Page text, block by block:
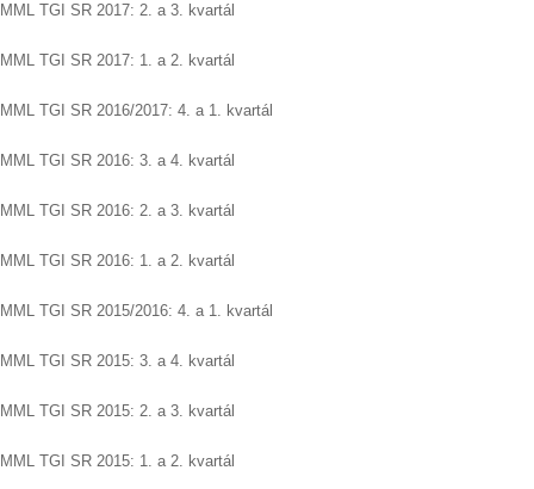
MML TGI SR 2017: 2. a 3. kvartál
MML TGI SR 2017: 1. a 2. kvartál
MML TGI SR 2016/2017: 4. a 1. kvartál
MML TGI SR 2016: 3. a 4. kvartál
MML TGI SR 2016: 2. a 3. kvartál
MML TGI SR 2016: 1. a 2. kvartál
MML TGI SR 2015/2016: 4. a 1. kvartál
MML TGI SR 2015: 3. a 4. kvartál
MML TGI SR 2015: 2. a 3. kvartál
MML TGI SR 2015: 1. a 2. kvartál